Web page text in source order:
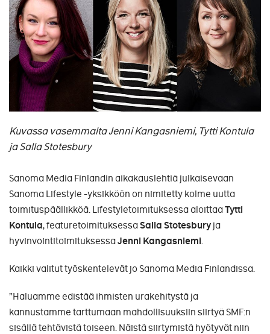
Kuvassa vasemmalta Jenni Kangasniemi, Tytti Kontula
ja Salla Stotesbury
Sanoma Media Finlandin aikakauslehtiä julkaisevaan
Sanoma Lifestyle -yksikköön on nimitetty kolme uutta
toimituspäällikköä. Lifestyletoimituksessa aloittaaTytti
Kontula, featuretoimituksessaSalla Stotesbury ja
hyvinvointitoimituksessaJenni Kangasniemi.
Kaikki valitut työskentelevät jo Sanoma Media Finlandissa.
”Haluamme edistää ihmisten urakehitystä ja
kannustamme tarttumaan mahdollisuuksiin siirtyä SMF:n
sisällä tehtävistä toiseen. Näistä siirtymistä hyötyvät niin